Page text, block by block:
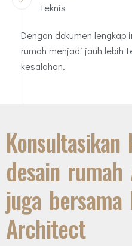
teknis
Dengan dokumen lengkap
rumah menjadi jauh lebih
kesalahan.
desain rumah
juga
Architect